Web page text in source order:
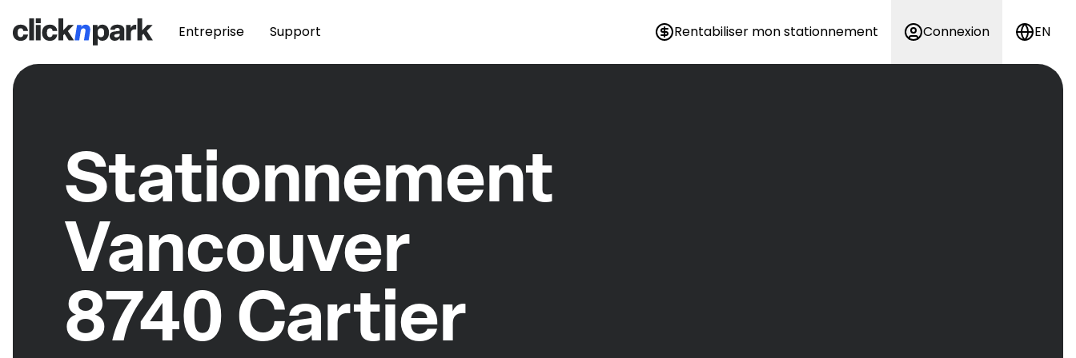
Entreprise Support Rentabiliser mon stationnement Connexion EN
Stationnement
Vancouver
8740 Cartier